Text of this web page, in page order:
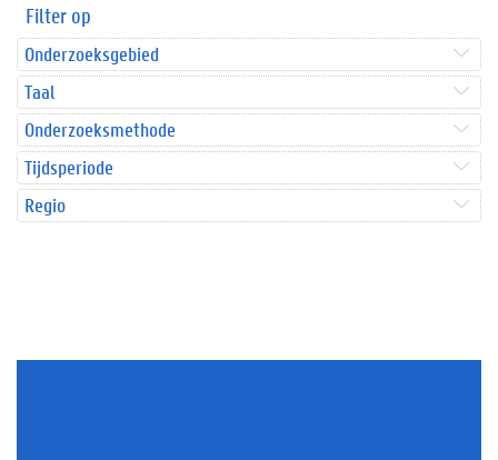
Filter op
Onderzoeksgebied
Taal
Onderzoeksmethode
Tijdsperiode
Regio